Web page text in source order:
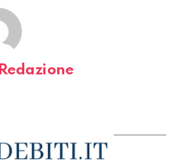
Redazione